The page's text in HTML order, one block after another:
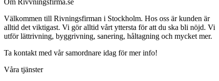
Välkommen till Rivningsfirman i Stockholm. Hos oss är kunden är
alltid det viktigast. Vi gör alltid vårt yttersta för att du ska bli nöjd. Vi
utför lättrivning, byggrivning, sanering, håltagning och mycket mer.
Ta kontakt med vår samordnare idag för mer info!
Våra tjänster